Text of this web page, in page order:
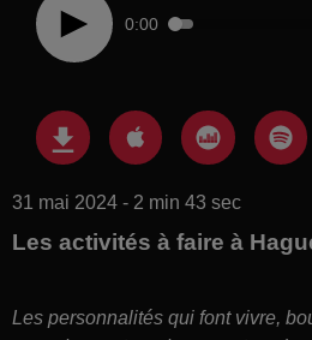
0:00
31 mai 2024 - 2 min 43 sec
Les activités à faire à
Les personnalités qui font vivre,